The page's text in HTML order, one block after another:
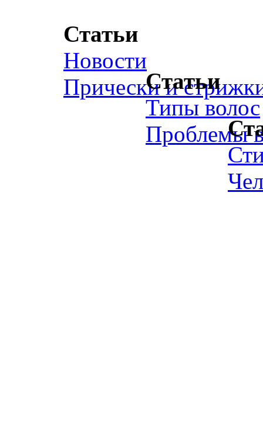
Статьи
Новости
Прически иСтатьи
Типы волос
Проблемы